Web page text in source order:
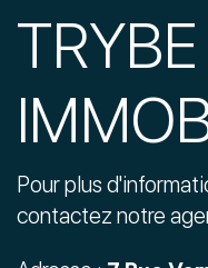
TRYBE
Pour plus
contactez notre